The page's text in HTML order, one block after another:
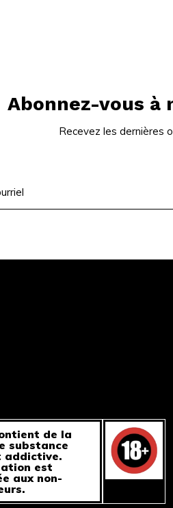
Abonnez-vous
Recevez les dernières
de la
substance
addictive.
est
aux non-